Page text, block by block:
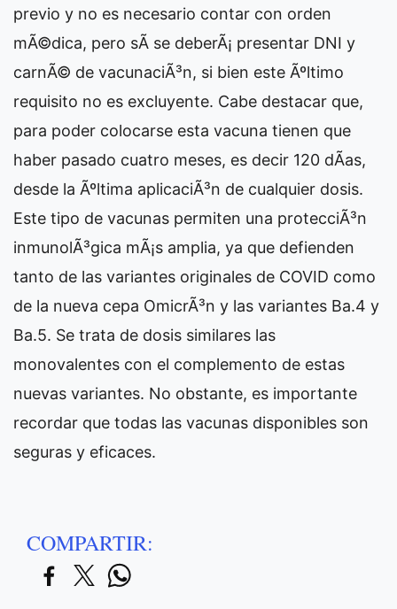
previo y no es necesario contar con orden
mÃ©dica, pero sÃ­ se deberÃ¡ presentar DNI y
carnÃ© de vacunaciÃ³n, si bien este Ãºltimo
requisito no es excluyente. Cabe destacar que,
para poder colocarse esta vacuna tienen que
haber pasado cuatro meses, es decir 120 dÃ­as,
desde la Ãºltima aplicaciÃ³n de cualquier dosis.
Este tipo de vacunas permiten una protecciÃ³n
inmunolÃ³gica mÃ¡s amplia, ya que defienden
tanto de las variantes originales de COVID como
de la nueva cepa OmicrÃ³n y las variantes Ba.4 y
Ba.5. Se trata de dosis similares las
monovalentes con el complemento de estas
nuevas variantes. No obstante, es importante
recordar que todas las vacunas disponibles son
seguras y eficaces.
COMPARTIR: